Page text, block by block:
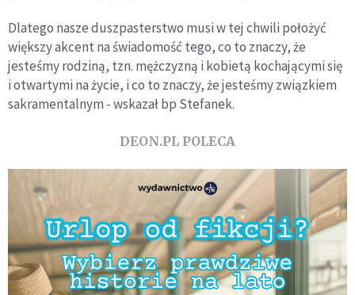
Dlatego nasze duszpasterstwo musi w tej chwili położyć
większy akcent na świadomość tego, co to znaczy, że
jesteśmy rodziną, tzn. mężczyzną i kobietą kochającymi się
i otwartymi na życie, i co to znaczy, że jesteśmy związkiem
sakramentalnym - wskazał bp Stefanek.
DEON.PL POLECA